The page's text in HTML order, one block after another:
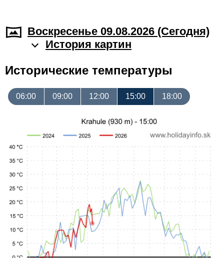
Воскресенье 09.08.2026 (Cегодня)
История картин
Исторические температуры
06:00 09:00 12:00 15:00 18:00